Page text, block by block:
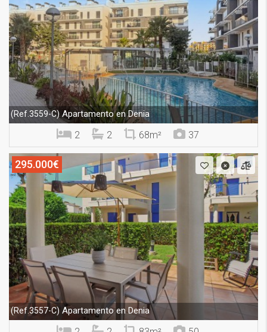
(Ref.3559-C)Apartamento en Denia
2 2 68m² 37
295.000€
(Ref.3557-C) Apartamento en Denia